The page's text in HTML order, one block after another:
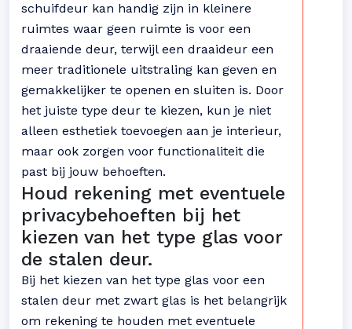
schuifdeur kan handig zijn in kleinere
ruimtes waar geen ruimte is voor een
draaiende deur, terwijl een draaideur een
meer traditionele uitstraling kan geven en
gemakkelijker te openen en sluiten is. Door
het juiste type deur te kiezen, kun je niet
alleen esthetiek toevoegen aan je interieur,
maar ook zorgen voor functionaliteit die
past bij jouw behoeften.
Houd rekening met eventuele
privacybehoeften bij het
kiezen van het type glas voor
de stalen deur.
Bij het kiezen van het type glas voor een
stalen deur met zwart glas is het belangrijk
om rekening te houden met eventuele